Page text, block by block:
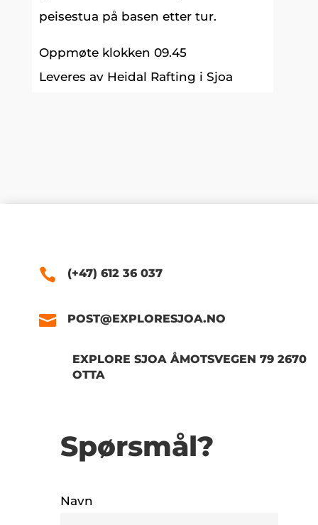
peisestua på basen etter tur.
Oppmøte klokken 09.45
Leveres av Heidal Rafting i Sjoa
(+47) 612 36 037
POST@EXPLORESJOA.NO
EXPLORE SJOA ÅMOTSVEGEN 79 2670
OTTA
Spørsmål?
Navn